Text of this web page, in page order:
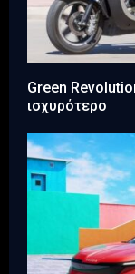
Green
ισχυρότερο